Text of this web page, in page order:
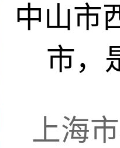
中山市
市，
上海